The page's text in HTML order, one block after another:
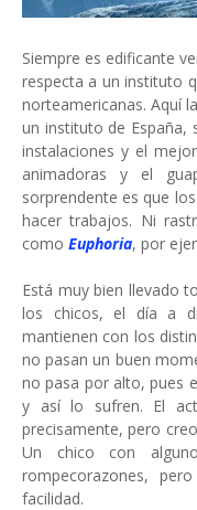
Siempre es edificante
respecta a un instituto
norteamericanas. Aquí
un instituto de España,
instalaciones y el
animadoras y el
sorprendente es que
hacer trabajos. Ni
como Euphoria, por
Está muy bien llevado
los chicos, el día a
mantienen con los
no pasan un buen
no pasa por alto, pues
y así lo sufren. El
precisamente, pero
Un chico con
rompecorazones,
facilidad.